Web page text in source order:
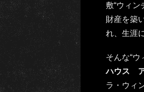
敷“ウィ
財産を築
れ、生涯
そんな“ウ
ハウス ア
ラ・ウィ